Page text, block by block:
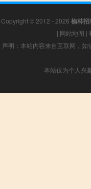
Copyright © 2012 - 2026 榆林
| 网站地图 |
声明：本站内容来自互联网，
本站仅为个人兴